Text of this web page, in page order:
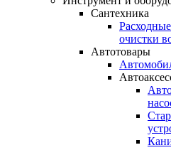
Сантехника
очистки
Автотовары